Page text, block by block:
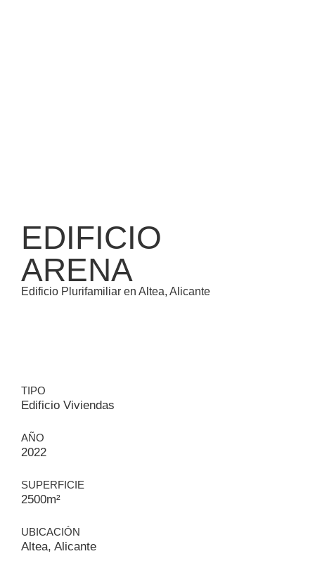
EDIFICIO
ARENA
Edificio Plurifamiliar en Altea, Alicante
TIPO
Edificio Viviendas
AÑO
2022
SUPERFICIE
2500m²
UBICACIÓN
Altea, Alicante